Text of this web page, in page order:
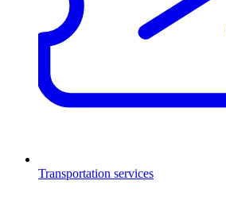
Transportation services